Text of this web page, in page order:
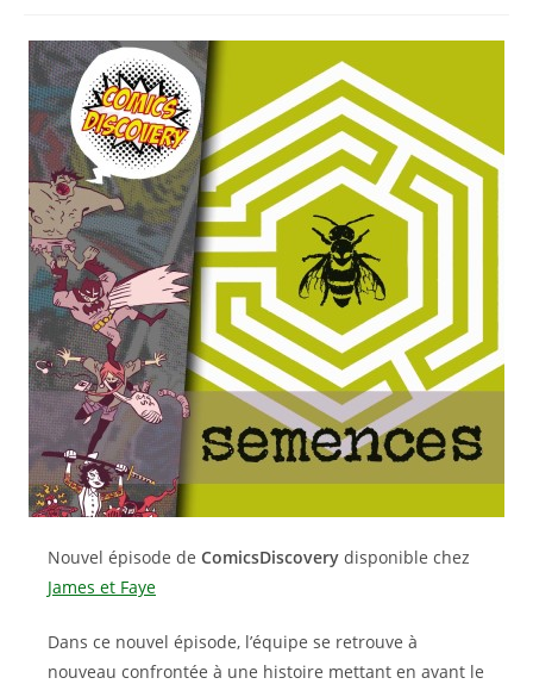
publication :
Nouvel épisode de ComicsDiscovery disponible chez
James et Faye
Dans ce nouvel épisode, l’équipe se retrouve à
nouveau confrontée à une histoire mettant en avant le